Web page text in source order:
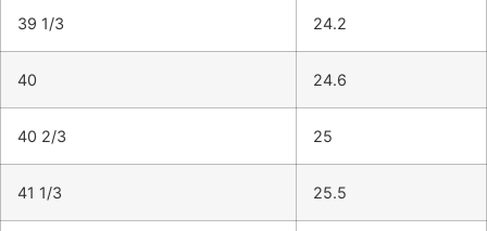
39 1/3 24.2
40 24.6
40 2/3 25
41 1/3 25.5